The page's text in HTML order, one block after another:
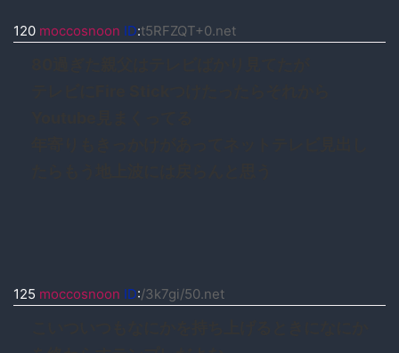
120 moccosnoon ID:t5RFZQT+0.net
125 moccosnoon ID:/3k7gi/50.net